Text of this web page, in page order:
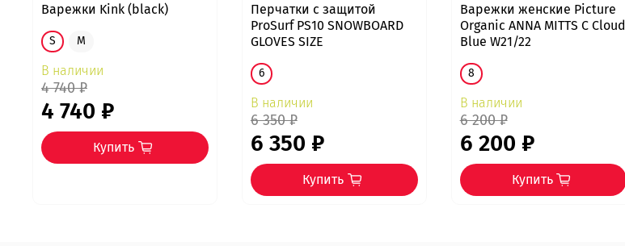
Варежки Kink (black)
S M
В наличии
4 740 ₽
4 740 ₽
Купить
Перчатки с защитой
ProSurf PS10 SNOWBOARD
GLOVES SIZE
6
В наличии
6 350 ₽
6 350 ₽
Купить
Варежки женские Picture
Organic ANNA MITTS C Cloud
Blue W21/22
8
В наличии
6 200 ₽
6 200 ₽
Купить